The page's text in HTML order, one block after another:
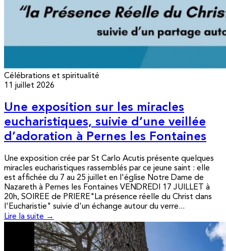
Célébrations et spiritualité
11 juillet 2026
Une exposition sur les miracles
eucharistiques, suivie d’une veillée
d’adoration à Pernes les Fontaines
Une exposition crée par St Carlo Acutis présente quelques
miracles eucharistiques rassemblés par ce jeune saint : elle
est affichée du 7 au 25 juillet en l'église Notre Dame de
Nazareth à Pernes les Fontaines VENDREDI 17 JUILLET à
20h, SOIREE de PRIERE"La présence réelle du Christ dans
l'Eucharistie" suivie d'un échange autour du verre...
Lire la suite →